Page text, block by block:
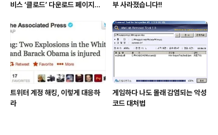
비스 ‘클로드’ 다운로드 페이지로
부 사라졌습니다!!
트위터 계정 해킹, 이렇게 대응하
라
게임하다 나도 몰래 감염되는 악성
코드 대처법